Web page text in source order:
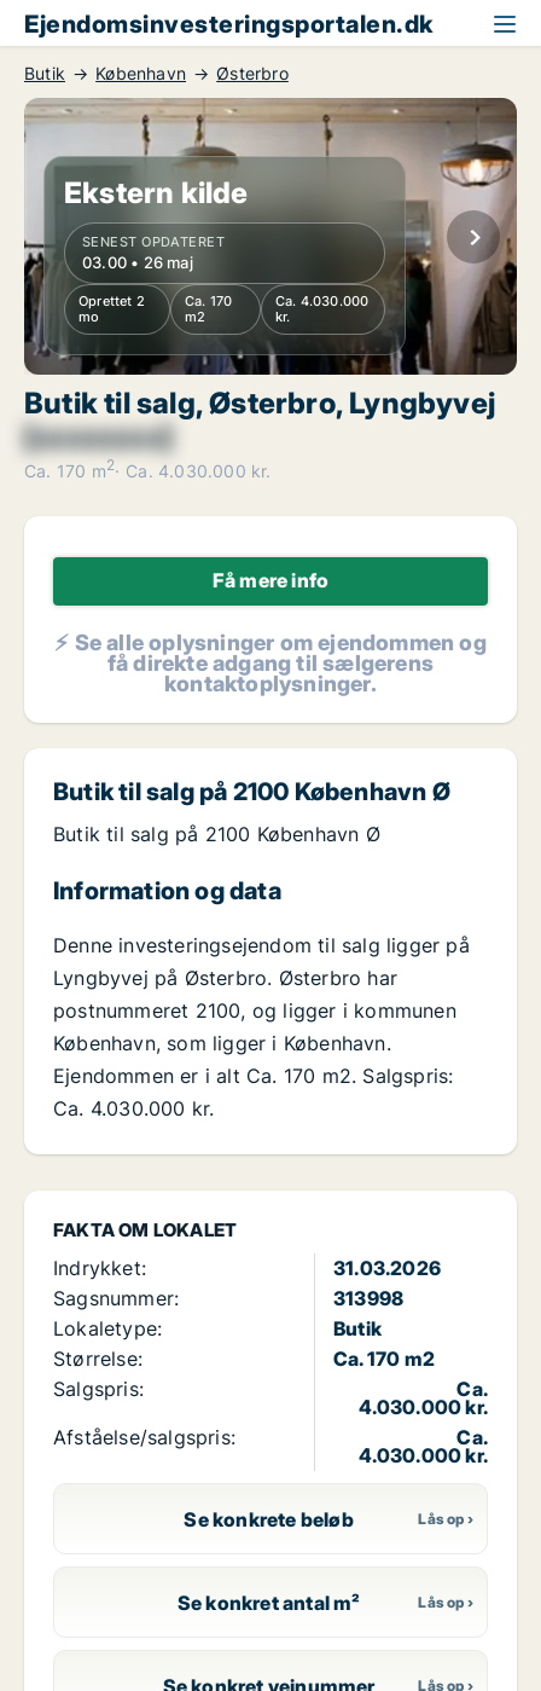
Ejendomsinvesteringsportalen.dk
Butik København Østerbro
Ekstern kilde
SENEST OPDATERET
03.00 • 26 maj
Oprettet 2
mo
Ca. 170
m2
Ca. 4.030.000
kr.
Butik til salg, Østerbro, Lyngbyvej
[xxxxxxxx]
Ca. 170 m2 Ca. 4.030.000 kr.
Få mere info
⚡ Se alle oplysninger om ejendommen og
få direkte adgang til sælgerens
kontaktoplysninger.
FAKTA OM LOKALET
Indrykket:
31.03.2026
Sagsnummer:
313998
Lokaletype:
Butik
Størrelse:
Ca. 170 m2
Salgspris:
Ca.
4.030.000 kr.
Afståelse/salgspris:
Ca.
4.030.000 kr.
Se konkrete beløb
Se konkret antal m²
Se konkret vejnummer
Butik til salg på 2100 København Ø
Butik til salg på 2100 København Ø
Information og data
Denne investeringsejendom til salg ligger på
Lyngbyvej på Østerbro. Østerbro har
postnummeret 2100, og ligger i kommunen
København, som ligger i København.
Ejendommen er i alt Ca. 170 m2. Salgspris:
Ca. 4.030.000 kr.